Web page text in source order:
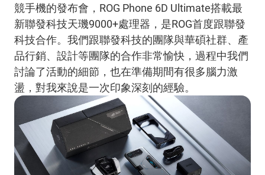
競手機的發布會，ROG Phone 6D Ultimate搭載最
新聯發科技天璣9000+處理器，是ROG首度跟聯發
科技合作。我們跟聯發科技的團隊與華碩社群、產
品行銷、設計等團隊的合作非常愉快，過程中我們
討論了活動的細節，也在準備期間有很多腦力激
盪，對我來說是一次印象深刻的經驗。